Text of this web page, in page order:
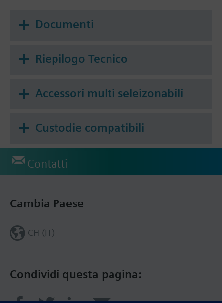
Documenti
Riepilogo Tecnico
Accessori multi seleizonabili
Custodie compatibili
Contatti
Condividi questa pagina:
Cambia Paese
CH (IT)